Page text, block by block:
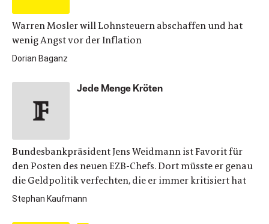
Warren Mosler will Lohnsteuern abschaffen und hat
wenig Angst vor der Inflation
Dorian Baganz
Jede Menge Kröten
Bundesbankpräsident Jens Weidmann ist Favorit für
den Posten des neuen EZB-Chefs. Dort müsste er genau
die Geldpolitik verfechten, die er immer kritisiert hat
Stephan Kaufmann